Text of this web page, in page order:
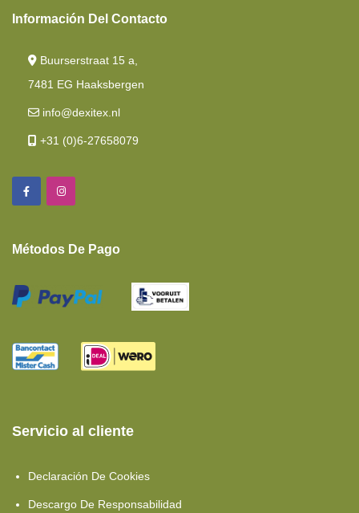
Viscoelástica
Colchones
Colchones De Cuna
Cuña De Unión
Caravana Camas Gemelas
Espuma HR40
Información Del Contacto
Buurserstraat 15 a,
7481 EG Haaksbergen
info@dexitex.nl
+31 (0)6-27658079
Métodos De Pago
Servicio al cliente
Declaración De Cookies
Descargo De Responsabilidad